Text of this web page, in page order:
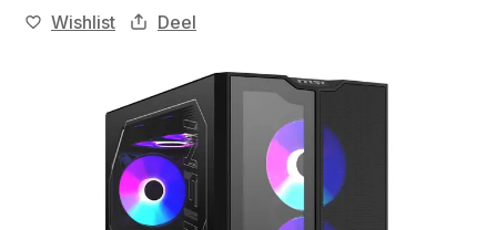
Wishlist Deel